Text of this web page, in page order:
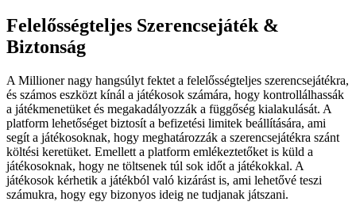
Felelősségteljes Szerencsejáték &
Biztonság
A Millioner nagy hangsúlyt fektet a felelősségteljes szerencsejátékra,
és számos eszközt kínál a játékosok számára, hogy kontrollálhassák
a játékmenetüket és megakadályozzák a függőség kialakulását. A
platform lehetőséget biztosít a befizetési limitek beállítására, ami
segít a játékosoknak, hogy meghatározzák a szerencsejátékra szánt
költési keretüket. Emellett a platform emlékeztetőket is küld a
játékosoknak, hogy ne töltsenek túl sok időt a játékokkal. A
játékosok kérhetik a játékból való kizárást is, ami lehetővé teszi
számukra, hogy egy bizonyos ideig ne tudjanak játszani.